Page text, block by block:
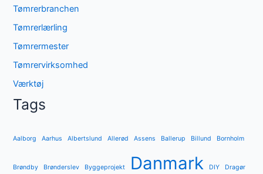
Tømrerbranchen
Tømrerlærling
Tømrermester
Tømrervirksomhed
Værktøj
Tags
Aalborg Aarhus Albertslund Allerød Assens Ballerup Billund Bornholm
Brøndby Brønderslev Byggeprojekt Danmark DIY Dragør